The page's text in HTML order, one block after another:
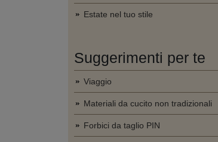
Estate nel tuo stile
Suggerimenti per te
Viaggio
Materiali da cucito non tradizionali
Forbici da taglio PIN